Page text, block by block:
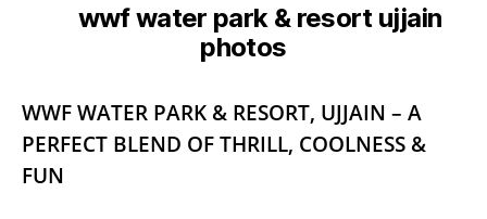
wwf water park & resort ujjain
photos
Categories
WWF WATER PARK & RESORT, UJJAIN – A
PERFECT BLEND OF THRILL, COOLNESS &
FUN